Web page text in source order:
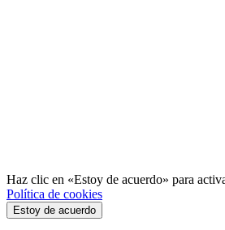
Haz clic en «Estoy de acuerdo» para
Política de cookies
Estoy de acuerdo